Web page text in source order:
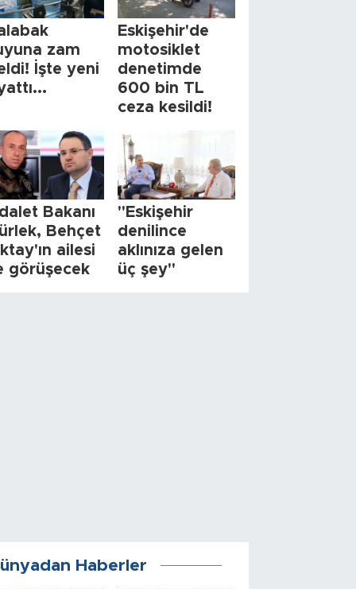
zam
İşte yeni
Eskişehir'de
motosiklet
denetimde
600 bin TL
ceza kesildi!
Bakanı
Behçet
ailesi
görüşecek
"Eskişehir
denilince
aklınıza gelen
üç şey"
Haberler